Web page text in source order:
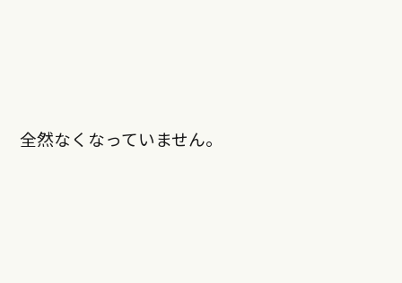
全然なくなっていません。